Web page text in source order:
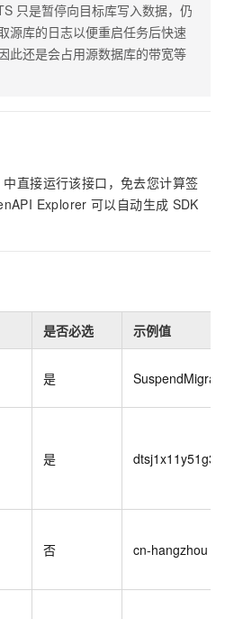
只是暂停向目标库写入数据，仍
源库的日志以便重启任务后快速
此还是会占用源数据库的带宽等
中直接运行该接口，免去您计算签
Explorer 可以自动生成 SDK
是否必选 示例值
是
是
否 cn-hangzhou